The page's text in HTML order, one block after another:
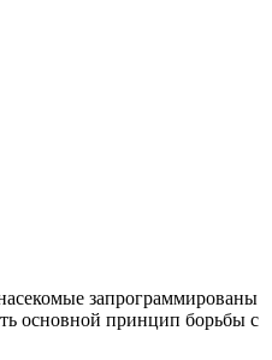
запрограммированы
основной принцип борьбы с